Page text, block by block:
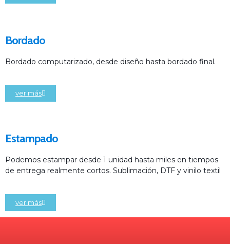
Bordado
Bordado computarizado, desde diseño hasta bordado final.
ver más
Estampado
Podemos estampar desde 1 unidad hasta miles en tiempos
de entrega realmente cortos. Sublimación, DTF y vinilo textil
ver más